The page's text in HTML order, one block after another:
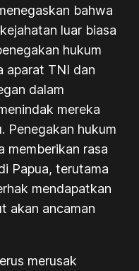
bahwa
luar biasa
hukum
aparat TNI dan
dalam
mereka
Penegakan hukum
memberikan rasa
Papua, terutama
mendapatkan
akan ancaman
merusak